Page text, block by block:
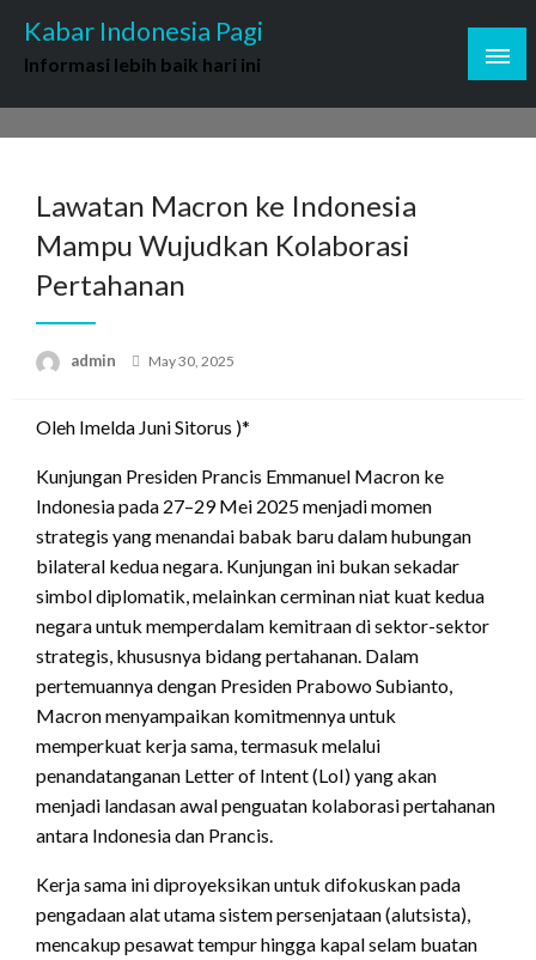
content
Kabar Indonesia Pagi
Informasi lebih baik hari ini
Lawatan Macron ke Indonesia
Mampu Wujudkan Kolaborasi
Pertahanan
admin
Posted
May 30, 2025
Oleh Imelda Juni Sitorus )*
Kunjungan Presiden Prancis Emmanuel Macron ke
Indonesia pada 27–29 Mei 2025 menjadi momen
strategis yang menandai babak baru dalam hubungan
bilateral kedua negara. Kunjungan ini bukan sekadar
simbol diplomatik, melainkan cerminan niat kuat kedua
negara untuk memperdalam kemitraan di sektor-sektor
strategis, khususnya bidang pertahanan. Dalam
pertemuannya dengan Presiden Prabowo Subianto,
Macron menyampaikan komitmennya untuk
memperkuat kerja sama, termasuk melalui
penandatanganan Letter of Intent (LoI) yang akan
menjadi landasan awal penguatan kolaborasi pertahanan
antara Indonesia dan Prancis.
Kerja sama ini diproyeksikan untuk difokuskan pada
pengadaan alat utama sistem persenjataan (alutsista),
mencakup pesawat tempur hingga kapal selam buatan